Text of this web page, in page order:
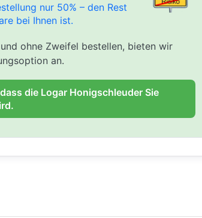
nur 50% – den Rest
bei Ihnen ist.
ohne Zweifel bestellen, bieten wir
an.
die Logar Honigschleuder Sie